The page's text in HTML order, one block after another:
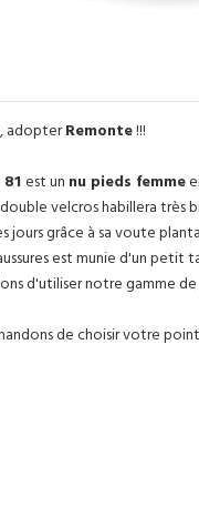
adopterRemonte!!!
est un nu pieds femme
velcros habillera
jours grâce à sa voute
est munie d'un
d'utiliser notre gamme
de choisir votre